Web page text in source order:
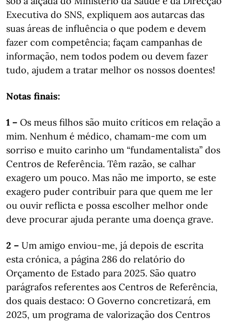
Executiva do SNS, expliquem aos autarcas das
suas áreas de influência o que podem e devem
fazer com competência; façam campanhas de
informação, nem todos podem ou devem fazer
tudo, ajudem a tratar melhor os nossos doentes!
Notas finais:
1 – Os meus filhos são muito críticos em relação a
mim. Nenhum é médico, chamam-me com um
sorriso e muito carinho um “fundamentalista” dos
Centros de Referência. Têm razão, se calhar
exagero um pouco. Mas não me importo, se este
exagero puder contribuir para que quem me ler
ou ouvir reflicta e possa escolher melhor onde
deve procurar ajuda perante uma doença grave.
2 – Um amigo enviou-me, já depois de escrita
esta crónica, a página 286 do relatório do
Orçamento de Estado para 2025. São quatro
parágrafos referentes aos Centros de Referência,
dos quais destaco: O Governo concretizará, em
2025, um programa de valorização dos Centros